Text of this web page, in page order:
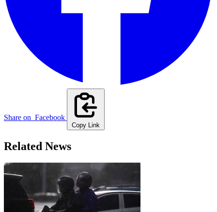
Share on Facebook
Copy Link
Related News